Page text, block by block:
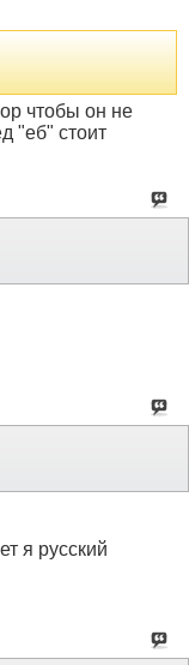
чтобы он не
"еб" стоит
я русский